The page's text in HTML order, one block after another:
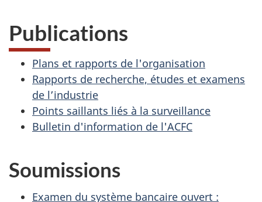
Publications
Plans et rapports de l'organisation
Rapports de recherche, études et examens
de l’industrie
Points saillants liés à la surveillance
Bulletin d'information de l'ACFC
Soumissions
Examen du système bancaire ouvert :